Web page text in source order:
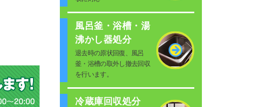
風呂釜・浴槽・湯
沸かし器処分
退去時の原状回復、風呂
釜・浴槽の取外し撤去回収
を行います。
冷蔵庫回収処分